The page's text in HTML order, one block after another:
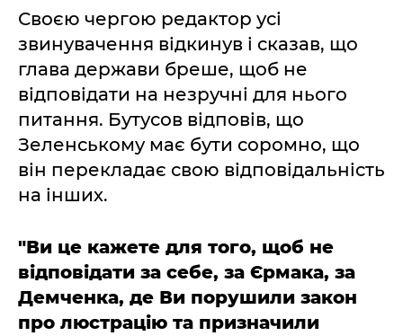
Своєю чергою редактор усі
звинувачення відкинув і сказав, що
глава держави бреше, щоб не
відповідати на незручні для нього
питання. Бутусов відповів, що
Зеленському має бути соромно, що
він перекладає свою відповідальність
на інших.
"Ви це кажете для того, щоб не
відповідати за себе, за Єрмака, за
Демченка, де Ви порушили закон
про люстрацію та призначили